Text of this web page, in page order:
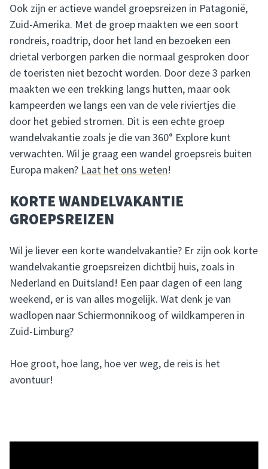
Ook zijn er actieve wandel groepsreizen in Patagonië,
Zuid-Amerika. Met de groep maakten we een soort
rondreis, roadtrip, door het land en bezoeken een
drietal verborgen parken die normaal gesproken door
de toeristen niet bezocht worden. Door deze 3 parken
maakten we een trekking langs hutten, maar ook
kampeerden we langs een van de vele riviertjes die
door het gebied stromen. Dit is een echte groep
wandelvakantie zoals je die van 360° Explore kunt
verwachten. Wil je graag een wandel groepsreis buiten
Europa maken? Laat het ons weten!
KORTE WANDELVAKANTIE
GROEPSREIZEN
Wil je liever een korte wandelvakantie? Er zijn ook korte
wandelvakantie groepsreizen dichtbij huis, zoals in
Nederland en Duitsland! Een paar dagen of een lang
weekend, er is van alles mogelijk. Wat denk je van
wadlopen naar Schiermonnikoog of wildkamperen in
Zuid-Limburg?
Hoe groot, hoe lang, hoe ver weg, de reis is het
avontuur!